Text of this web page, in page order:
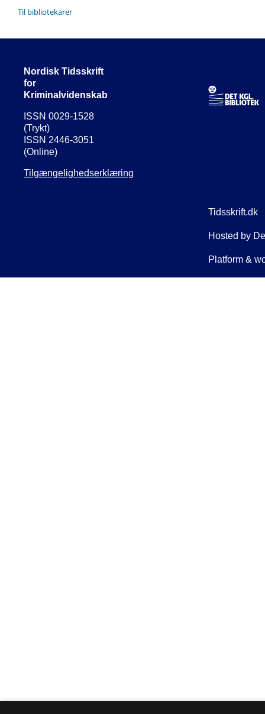
Til bibliotekarer
Nordisk Tidsskrift
for
Kriminalvidenskab
ISSN 0029-1528
(Trykt)
ISSN 2446-3051
(Online)
Tilgængelighedserklæring